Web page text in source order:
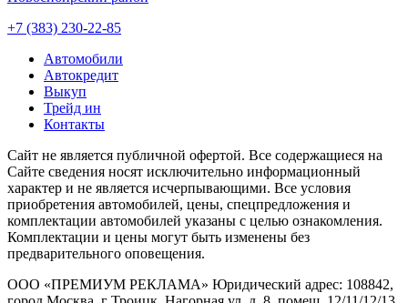
+7 (383) 230-22-85
Автомобили
Автокредит
Выкуп
Трейд ин
Контакты
Cайт не является публичной офертой. Все содержащиеся на
Сайте сведения носят исключительно информационный
характер и не является исчерпывающими. Все условия
приобретения автомобилей, цены, спецпредложения и
комплектации автомобилей указаны с целью ознакомления.
Комплектации и цены могут быть изменены без
предварительного оповещения.
ООО «ПРЕМИУМ РЕКЛАМА» Юридический адрес: 108842,